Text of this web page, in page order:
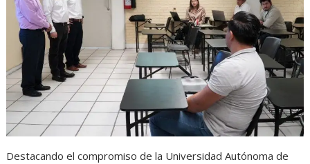
A
o
o
k
g
e
r
r
a
m
Destacando el compromiso de la Universidad Autónoma de